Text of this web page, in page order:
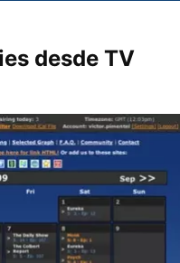
desde TV